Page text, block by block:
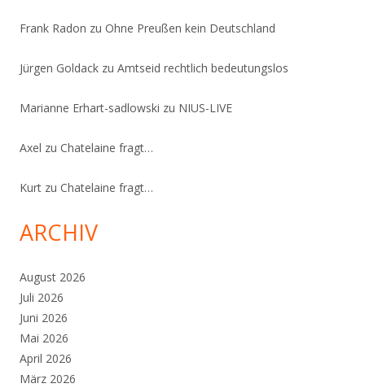
Frank Radon zu Ohne Preußen kein Deutschland
Jürgen Goldack zu Amtseid rechtlich bedeutungslos
Marianne Erhart-sadlowski zu NIUS-LIVE
Axel zu Chatelaine fragt…
Kurt zu Chatelaine fragt…
ARCHIV
August 2026
Juli 2026
Juni 2026
Mai 2026
April 2026
März 2026